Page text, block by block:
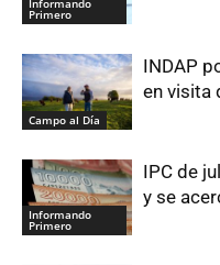
Primero
Campo al Día
INDAP
en visita
Informando
Primero
IPC de
y se